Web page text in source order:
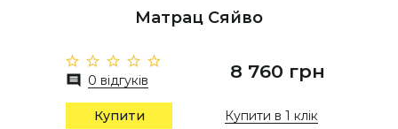
Матрац Сяйво
0 відгуків 8 760 грн
Купити Купити в 1 клік